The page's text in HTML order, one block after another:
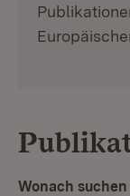
Wonach suchen